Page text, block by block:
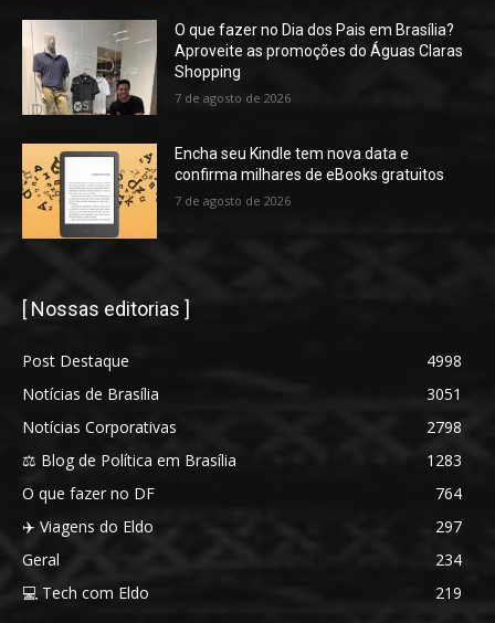
O que fazer no Dia dos Pais em Brasília?
Aproveite as promoções do Águas Claras
Shopping
7 de agosto de 2026
Encha seu Kindle tem nova data e
confirma milhares de eBooks gratuitos
7 de agosto de 2026
[ Nossas editorias ]
Post Destaque
4998
Notícias de Brasília
3051
Notícias Corporativas
2798
⚖️ Blog de Política em Brasília
1283
O que fazer no DF
764
✈️ Viagens do Eldo
297
Geral
234
💻 Tech com Eldo
219